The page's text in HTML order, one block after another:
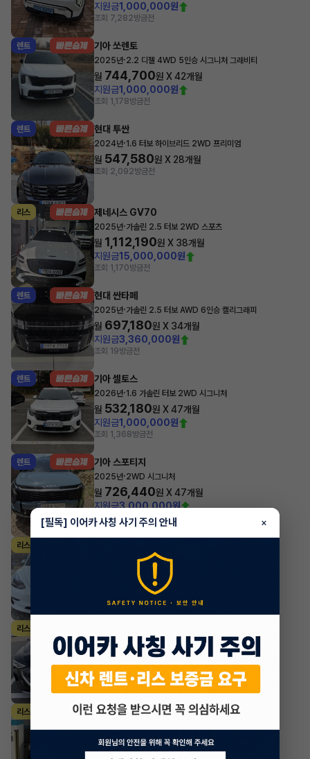
지원금1,000,000원
조회 7,282방금전
렌트 기아 쏘렌토
2025년·2.2 디젤 4WD 5인승 시그니처 그래비티
월 744,700원 X42개월
지원금1,000,000원
조회 1,178방금전
렌트 현대 투싼
2024년·1.6 터보 하이브리드 2WD 프리미엄
월 547,580원 X 28개월
조회 2,092방금전
리스 제네시스 GV70
2025년·가솔린 2.5 터보 2WD 스포츠
월 1,112,190원 X 38개월
지원금15,000,000원
조회 1,170방금전
렌트 현대 싼타페
2025년·가솔린 2.5 터보 AWD 6인승 캘리그래피
월 697,180원 X 34개월
지원금3,360,000원
조회 19방금전
렌트 기아 셀토스
2026년·1.6 가솔린 터보 2WD 시그니처
월 532,180원 X47개월
지원금1,000,000원
조회 1,368방금전
렌트 기아 스포티지
2025년·2WD 시그니처
월 726,440원 X47개월
지원금3,000,000원
조회 665 방금전
리스
AWD Long Range
1,012,281 원 X
방금전
리스
2023년 55 quattro Sportback
월 1,237,782원 X 23 개월
지원금10,000,000원
조회 3,688 방금전
리스 BMW 8시리즈
월1,997,960원 X35개월
[필독] 이어카 사칭 사기 주의 안내 ×